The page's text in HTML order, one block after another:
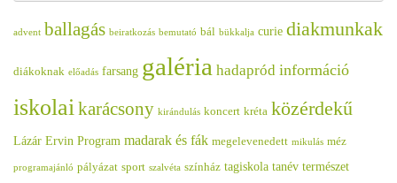
advent ballagás beiratkozás bemutató bál bükkalja curie diakmunkak
diákoknak előadás farsang galéria hadapród információ
iskolai karácsony kirándulás koncert kréta közérdekű
Lázár Ervin Program madarak és fák megelevenedett mikulás méz
programajánló pályázat sport szalvéta színház tagiskola tanév természet